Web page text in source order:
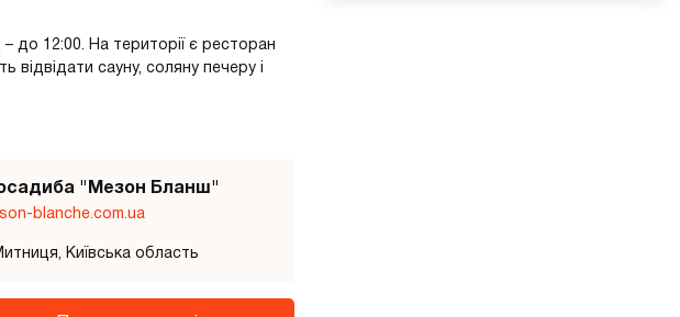
до 12:00. На території є ресторан
сауну, соляну печеру і
"Мезон Бланш"
blanche.com.ua
Київська область